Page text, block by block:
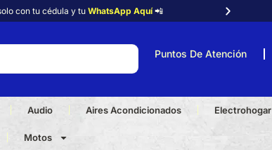
con tu cédula y tu WhatsApp Aquí📲
Puntos De Atención
Audio Aires Acondicionados Electrohogar
Motos